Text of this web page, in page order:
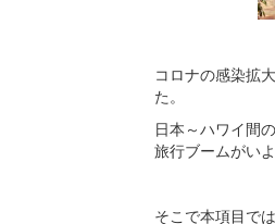
コロナの感染拡
た。
日本～ハワイ間
旅行ブームがいよ
そこで本項目で